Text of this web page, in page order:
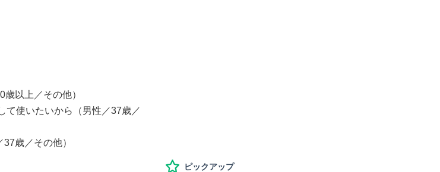
以上／その他）
て使いたいから（男性／37歳／
歳／その他）
ピックアップ